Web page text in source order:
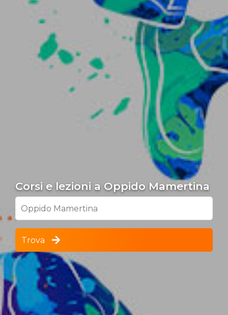
Corsi e lezioni a Oppido Mamertina
Oppido Mamertina
Trova